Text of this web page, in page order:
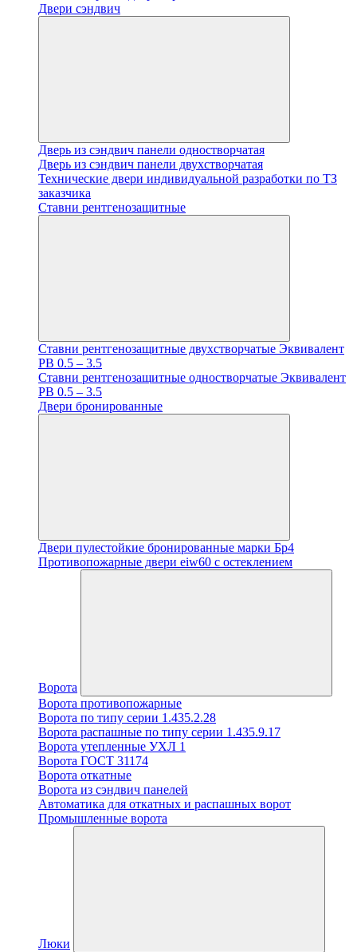
Двери сэндвич
Дверь из сэндвич панели одностворчатая
Дверь из сэндвич панели двухстворчатая
Технические двери индивидуальной разработки по ТЗ
заказчика
Ставни рентгенозащитные
Ставни рентгенозащитные двухстворчатые Эквивалент
PB 0.5 – 3.5
Ставни рентгенозащитные одностворчатые Эквивалент
PB 0.5 – 3.5
Двери бронированные
Двери пулестойкие бронированные марки Бр4
Противопожарные двери eiw60 с остеклением
Ворота
Ворота противопожарные
Ворота по типу серии 1.435.2.28
Ворота распашные по типу серии 1.435.9.17
Ворота утепленные УХЛ 1
Ворота ГОСТ 31174
Ворота откатные
Ворота из сэндвич панелей
Автоматика для откатных и распашных ворот
Промышленные ворота
Люки